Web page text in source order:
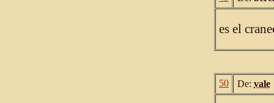
es el
50 De: vale